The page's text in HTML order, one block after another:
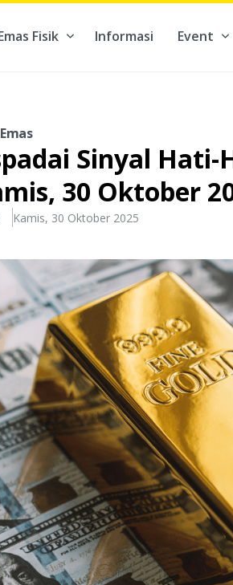
Fisik Informasi Event
Sinyal Hati-
30 Oktober
Kamis, 30 Oktober 2025